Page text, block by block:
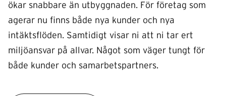
ökar snabbare än utbyggnaden. För företag som
agerar nu finns både nya kunder och nya
intäktsflöden. Samtidigt visar ni att ni tar ert
miljöansvar på allvar. Något som väger tungt för
både kunder och samarbetspartners.